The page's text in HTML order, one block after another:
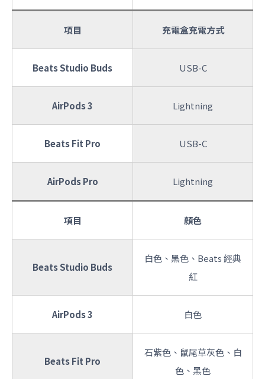
項目 充電盒充電方式
Beats Studio Buds USB-C
AirPods 3 Lightning
Beats Fit Pro USB-C
AirPods Pro Lightning
項目 顏色
Beats Studio Buds
白色、黑色、Beats 經典
紅
AirPods 3 白色
Beats Fit Pro
石紫色、鼠尾草灰色、白
色、黑色